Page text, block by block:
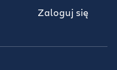
Zaloguj się